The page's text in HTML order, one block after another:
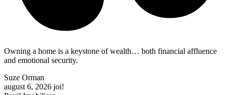
Owning a home is a keystone of wealth… both financial affluence
and emotional security.
Suze Orman
august 6, 2026 joi!